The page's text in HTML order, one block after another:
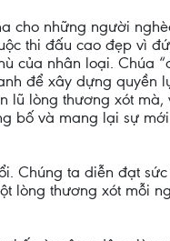
cho những người
thi đấu cao đẹp vì
của nhân loại. Chúa
để xây dựng
lòng thương xót
bố và mang lại sự
Chúng ta diễn đạt
lòng thương xót mỗi